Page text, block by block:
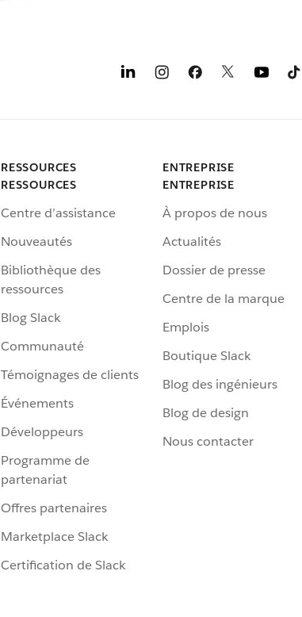
RESSOURCES
RESSOURCES
Centre d’assistance
Nouveautés
Bibliothèque des
ressources
Blog Slack
Communauté
Témoignages de clients
Événements
Développeurs
Programme de
partenariat
Offres partenaires
Marketplace Slack
Certification de Slack
ENTREPRISE
ENTREPRISE
À propos de nous
Actualités
Dossier de presse
Centre de la marque
Emplois
Boutique Slack
Blog des ingénieurs
Blog de design
Nous contacter